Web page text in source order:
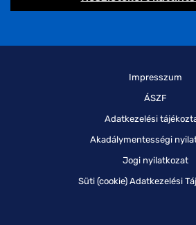
Impresszum
ÁSZF
Adatkezelési
Akadálymentességi
Jogi nyilatkozat
Süti (cookie) Adatkezelési